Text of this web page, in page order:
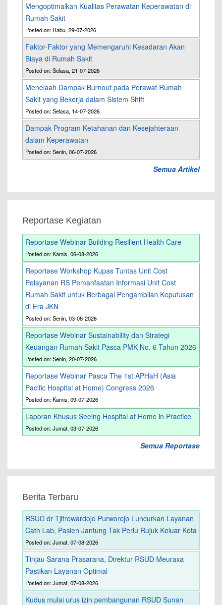
Mengoptimalkan Kualitas Perawatan Keperawatan di
Rumah Sakit
Posted on: Rabu, 29-07-2026
Faktor-Faktor yang Memengaruhi Kesadaran Akan
Biaya di Rumah Sakit
Posted on: Selasa, 21-07-2026
Menelaah Dampak Burnout pada Perawat Rumah
Sakit yang Bekerja dalam Sistem Shift
Posted on: Selasa, 14-07-2026
Dampak Program Ketahanan dan Kesejahteraan
dalam Keperawatan
Posted on: Senin, 06-07-2026
Semua Artikel
Reportase Kegiatan
Reportase Webinar Building Resilient Health Care
Posted on: Kamis, 06-08-2026
Reportase Workshop Kupas Tuntas Unit Cost
Pelayanan RS Pemanfaatan Informasi Unit Cost
Rumah Sakit untuk Berbagai Pengambilan Keputusan
di Era JKN
Posted on: Senin, 03-08-2026
Reportase Webinar Sustainability dan Strategi
Keuangan Rumah Sakit Pasca PMK No. 6 Tahun 2026
Posted on: Senin, 20-07-2026
Reportase Webinar Pasca The 1st APHaH (Asia
Pacific Hospital at Home) Congress 2026
Posted on: Kamis, 09-07-2026
Laporan Khusus Seeing Hospital at Home in Practice
Posted on: Jumat, 03-07-2026
Semua Reportase
Berita Terbaru
RSUD dr Tjitrowardojo Purworejo Luncurkan Layanan
Cath Lab, Pasien Jantung Tak Perlu Rujuk Keluar Kota
Posted on: Jumat, 07-08-2026
Tinjau Sarana Prasarana, Direktur RSUD Meuraxa
Pastikan Layanan Optimal
Posted on: Jumat, 07-08-2026
Kudus mulai urus izin pembangunan RSUD Sunan